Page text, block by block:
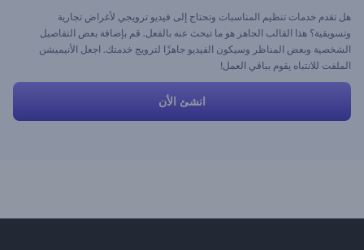
هل تقدم خدمات تنظيم المناسبات وتحتاج إلى فيديو ترويجي لأغراض تجارية
وتسويقية؟ هذا القالب الجاهز هو ما تبحث عنه بالفعل. قم بإضافة بعض التفاصيل
الشخصية وبعض المناظر وسيكون الفيديو جاهزًا لترويج خدمتك. اجعل الأنيميشن
الملفت للانتباه يقوم بباقي العمل!
انشئ الأن